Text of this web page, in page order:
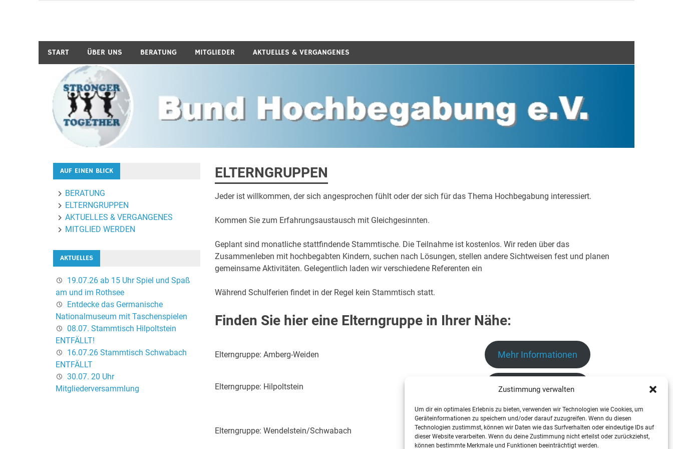
Zustimmung verwalten
Um dir ein optimales Erlebnis zu bieten, verwenden wir Technologien wie Cookies, um
Geräteinformationen zu speichern und/oder darauf zuzugreifen. Wenn du diesen
Technologien zustimmst, können wir Daten wie das Surfverhalten oder eindeutige IDs auf
dieser Website verarbeiten. Wenn du deine Zustimmung nicht erteilst oder zurückziehst,
können bestimmte Merkmale und Funktionen beeinträchtigt werden.
Bund-Hochbegabung e.V.
START ÜBER UNS BERATUNG MITGLIEDER AKTUELLES & VERGANGENES
ELTERNGRUPPEN
Jeder ist willkommen, der sich angesprochen fühlt oder der sich für das Thema Hochbegabung interessiert.
Kommen Sie zum Erfahrungsaustausch mit Gleichgesinnten.
Geplant sind monatliche stattfindende Stammtische. Die Teilnahme ist kostenlos. Wir reden über das
Zusammenleben mit hochbegabten Kindern, suchen nach Lösungen, stellen andere Sichtweisen fest und planen
gemeinsame Aktivitäten. Gelegentlich laden wir verschiedene Referenten ein
Während Schulferien findet in der Regel kein Stammtisch statt.
Finden Sie hier eine Elterngruppe in Ihrer Nähe:
Elterngruppe: Amberg-Weiden Mehr Informationen
Elterngruppe: Hilpoltstein Mehr Informationen
Elterngruppe: Wendelstein/Schwabach Mehr Informationen
AUF EINEN BLICK
BERATUNG
ELTERNGRUPPEN
AKTUELLES & VERGANGENES
MITGLIED WERDEN
AKTUELLES
19.07.26 ab 15 Uhr Spiel und Spaß
am und im Rothsee
Entdecke das Germanische
Nationalmuseum mit Taschenspielen
08.07. Stammtisch Hilpoltstein
ENTFÄLLT!
16.07.26 Stammtisch Schwabach
ENTFÄLLT
30.07. 20 Uhr
Mitgliederversammlung